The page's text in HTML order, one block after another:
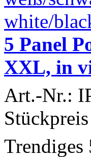
5 Panel
XXL, in
Art.-Nr.:
Trendiges